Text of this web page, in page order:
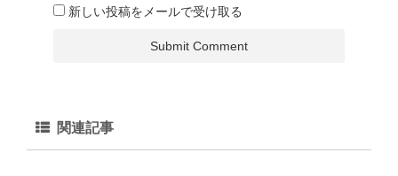
新しい投稿をメールで受け取る
関連記事